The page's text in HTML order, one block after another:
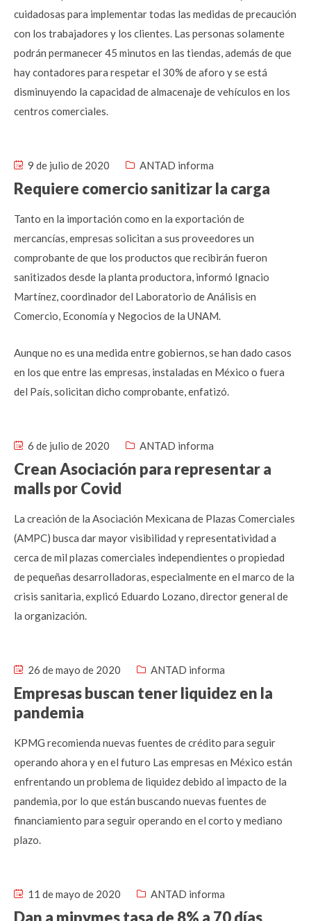
cuidadosas para implementar todas las medidas de precaución
con los trabajadores y los clientes. Las personas solamente
podrán permanecer 45 minutos en las tiendas, además de que
hay contadores para respetar el 30% de aforo y se está
disminuyendo la capacidad de almacenaje de vehículos en los
centros comerciales.
9 de julio de 2020 ANTAD informa
Requiere comercio sanitizar la carga
Tanto en la importación como en la exportación de
mercancías, empresas solicitan a sus proveedores un
comprobante de que los productos que recibirán fueron
sanitizados desde la planta productora, informó Ignacio
Martínez, coordinador del Laboratorio de Análisis en
Comercio, Economía y Negocios de la UNAM.
Aunque no es una medida entre gobiernos, se han dado casos
en los que entre las empresas, instaladas en México o fuera
del País, solicitan dicho comprobante, enfatizó.
6 de julio de 2020 ANTAD informa
Crean Asociación para representar a
malls por Covid
La creación de la Asociación Mexicana de Plazas Comerciales
(AMPC) busca dar mayor visibilidad y representatividad a
cerca de mil plazas comerciales independientes o propiedad
de pequeñas desarrolladoras, especialmente en el marco de la
crisis sanitaria, explicó Eduardo Lozano, director general de
la organización.
26 de mayo de 2020 ANTAD informa
Empresas buscan tener liquidez en la
pandemia
KPMG recomienda nuevas fuentes de crédito para seguir
operando ahora y en el futuro Las empresas en México están
enfrentando un problema de liquidez debido al impacto de la
pandemia, por lo que están buscando nuevas fuentes de
financiamiento para seguir operando en el corto y mediano
plazo.
11 de mayo de 2020 ANTAD informa
Dan a mipymes tasa de 8% a 70 días